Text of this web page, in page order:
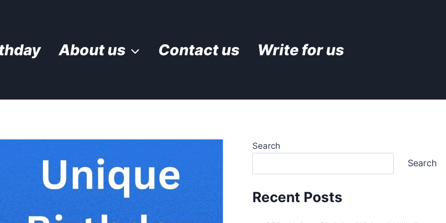
About us Contact us Write for us
Search
Search
Recent Posts